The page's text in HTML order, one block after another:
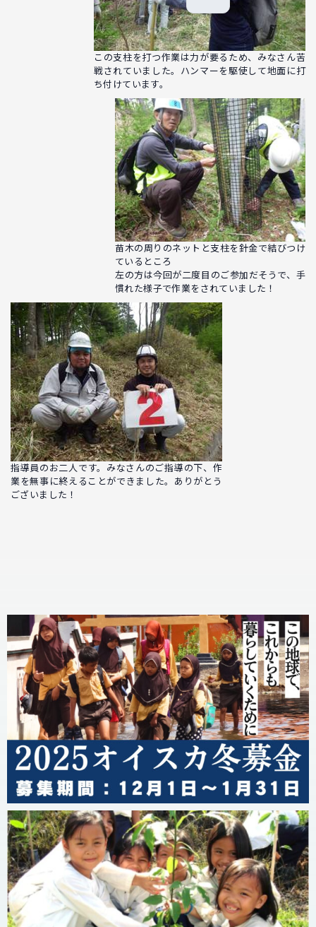
この支柱を打つ作業は力が要るため、みなさん苦
戦されていました。ハンマーを駆使して地面に打
ち付けています。
苗木の周りのネットと支柱を針金で結びつけ
ているところ
左の方は今回が二度目のご参加だそうで、手
慣れた様子で作業をされていました！
指導員のお二人です。みなさんのご指導の下、作
業を無事に終えることができました。ありがとう
ございました！